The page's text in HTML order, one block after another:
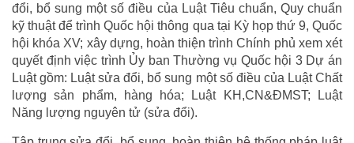
đổi, bổ sung một số điều của Luật Tiêu chuẩn, Quy chuẩn
kỹ thuật để trình Quốc hội thông qua tại Kỳ họp thứ 9, Quốc
hội khóa XV; xây dựng, hoàn thiện trình Chính phủ xem xét
quyết định việc trình Ủy ban Thường vụ Quốc hội 3 Dự án
Luật gồm: Luật sửa đổi, bổ sung một số điều của Luật Chất
lượng sản phẩm, hàng hóa; Luật KH,CN&ĐMST; Luật
Năng lượng nguyên tử (sửa đổi).